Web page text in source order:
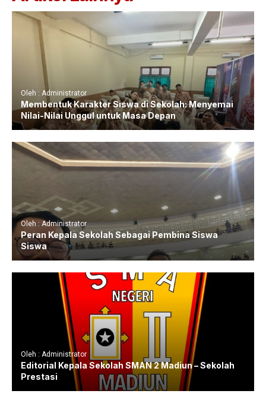
Oleh : Administrator
Membentuk Karakter Siswa di Sekolah: Menyemai
Nilai-Nilai Unggul untuk Masa Depan
Oleh : Administrator
Peran Kepala Sekolah Sebagai Pembina Siswa
Siswa
Oleh : Administrator
Editorial Kepala Sekolah SMAN 2 Madiun – Sekolah
Prestasi